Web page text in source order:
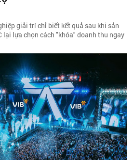
giải trí chỉ biết kết quả sau khi sản
lại lựa chọn cách "khóa" doanh thu ngay